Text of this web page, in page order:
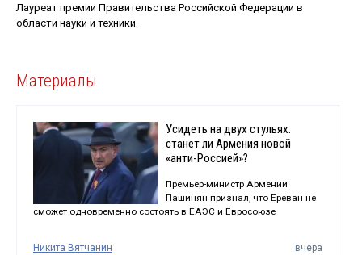
Лауреат премии Правительства Российской Федерации в
области науки и техники.
Материалы
Усидеть на двух стульях:
станет ли Армения новой
«анти-Россией»?
Премьер-министр Армении
Пашинян признал, что Ереван не
сможет одновременно состоять в ЕАЭС и Евросоюзе
Никита Вятчанин вчера